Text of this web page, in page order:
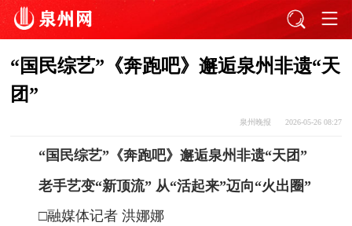
“国民综艺”《奔跑吧》邂逅泉州非遗“天
团”
泉州晚报 2026-05-26 08:27
“国民综艺”《奔跑吧》邂逅泉州非遗“天团”
老手艺变“新顶流” 从“活起来”迈向“火出圈”
□融媒体记者 洪娜娜